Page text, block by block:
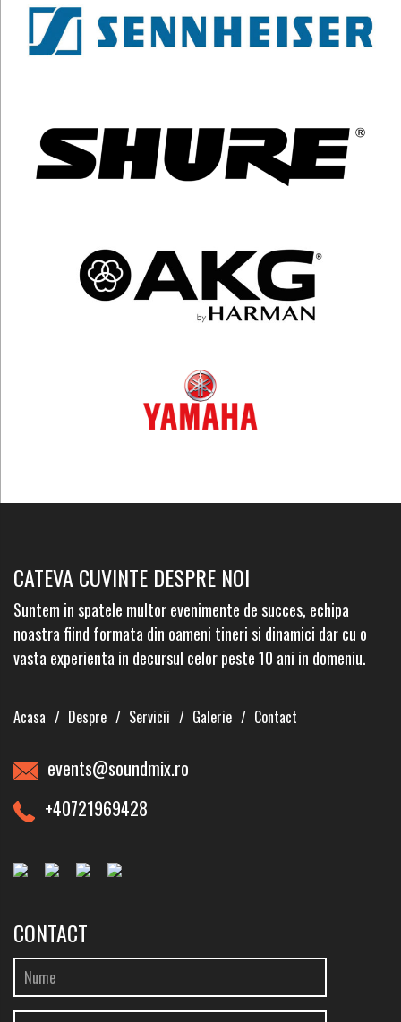
CATEVA CUVINTE DESPRE NOI
Suntem in spatele multor evenimente de succes, echipa
noastra fiind formata din oameni tineri si dinamici dar cu o
vasta experienta in decursul celor peste 10 ani in domeniu.
Acasa Despre Servicii Galerie Contact
events@soundmix.ro
+40721969428
CONTACT